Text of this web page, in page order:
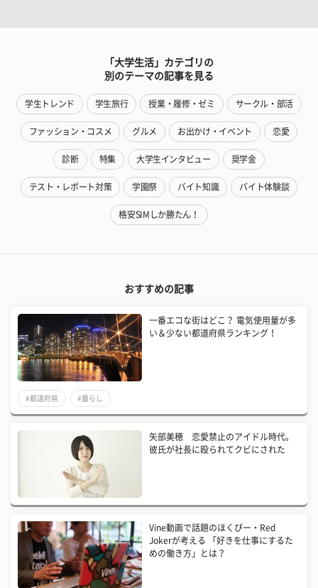
「大学生活」カテゴリの
別のテーマの記事を見る
学生トレンド 学生旅行 授業・履修・ゼミ サークル・部活
ファッション・コスメ グルメ お出かけ・イベント 恋愛
診断 特集 大学生インタビュー 奨学金
テスト・レポート対策 学園祭 バイト知識 バイト体験談
格安SIMしか勝たん！
おすすめの記事
一番エコな街はどこ？ 電気使用量が多
い＆少ない都道府県ランキング！
#都道府県 #暮らし
矢部美穂 恋愛禁止のアイドル時代。
彼氏が社長に殴られてクビにされた
Vine動画で話題のほくぴー・Red
Jokerが考える 「好きを仕事にするた
めの働き方」とは？